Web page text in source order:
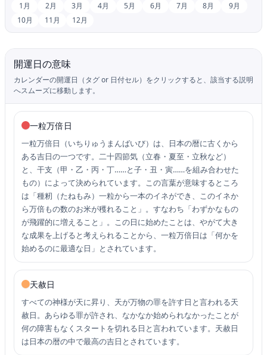
1月 2月 3月 4月 5月 6月 7月 8月
9月
10月
11月 12月
開運日の意味
カレンダーの開運日（タグ or 日付セル）をクリックすると、該当する説明
へスムーズに移動します。
一粒万倍日
一粒万倍日（いちりゅうまんばいび）は、日本の暦に古くから
ある吉日の一つです。二十四節気（立春・夏至・立秋など）
と、干支（甲・乙・丙・丁……と子・丑・寅……を組み合わせた
もの）によって決められています。この言葉が意味するところ
は「種籾（たねもみ）一粒から一本のイネができ、このイネか
ら万倍もの数のお米が穫れること」。すなわち「わずかなもの
が飛躍的に増えること」。この日に始めたことは、やがて大き
な成果を上げると考えられることから、一粒万倍日は「何かを
始めるのに最適な日」とされています。
天赦日
すべての神様が天に昇り、天が万物の罪を許す日と言われる天
赦日。あらゆる罪が許され、なかなか始められなかったことが
何の障害もなくスタートを切れる日と言われています。天赦日
は日本の暦の中で最高の吉日とされています。